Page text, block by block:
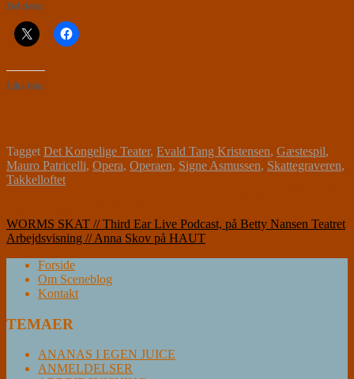
Del dette:
Like this:
Tagget Det Kongelige Teater, Evald Tang Kristensen, Gæstespil,
Mauro Patricelli, Opera, Operaen, Signe Asmussen, Skattegraveren,
Takkelloftet
Indlægsnavigation
WORMS SKAT // Third Ear Live Podcast, på Betty Nansen Teatret
Arbejdsvisning // Anna Skov på HAUT
Forside
Om Sceneblog
Kontakt
TEMAER
ANANAS I EGEN JUICE
ANMELDELSER